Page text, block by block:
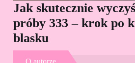
Jak skutecznie
próby 333 – krok po
blasku
O autorze